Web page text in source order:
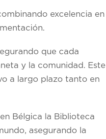
excelencia en
que cada
y la comunidad. Este
a largo plazo tanto en
Bélgica la Biblioteca
asegurando la